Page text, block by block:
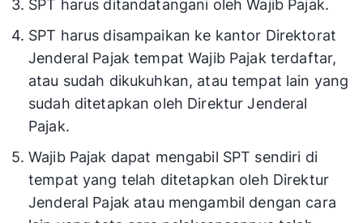
SPT harus ditandatangani oleh Wajib Pajak.
SPT harus disampaikan ke kantor Direktorat
Jenderal Pajak tempat Wajib Pajak terdaftar,
atau sudah dikukuhkan, atau tempat lain yang
sudah ditetapkan oleh Direktur Jenderal
Pajak.
Wajib Pajak dapat mengabil SPT sendiri di
tempat yang telah ditetapkan oleh Direktur
Jenderal Pajak atau mengambil dengan cara